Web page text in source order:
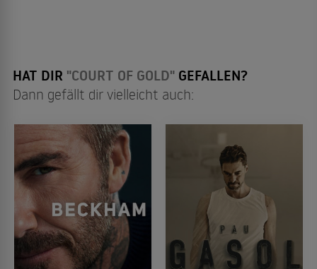
HAT DIR "COURT OF GOLD" GEFALLEN?
Dann gefällt dir vielleicht auch: